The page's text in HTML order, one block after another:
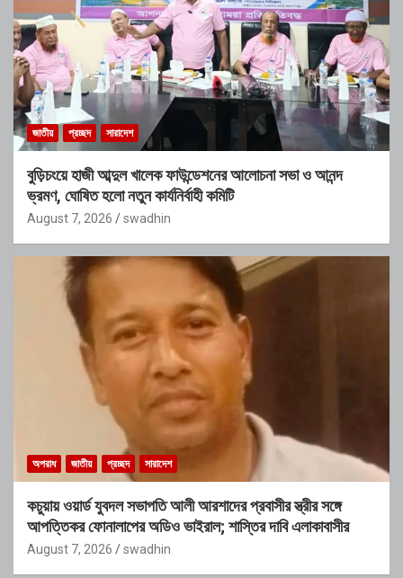
জাতীয় প্রচ্ছদ সারাদেশ
বুড়িচংয়ে হাজী আব্দুল খালেক ফাউন্ডেশনের আলোচনা সভা ও আনন্দ
ভ্রমণ, ঘোষিত হলো নতুন কার্যনির্বাহী কমিটি
August 7, 2026 swadhin
অপরাধ জাতীয় প্রচ্ছদ সারাদেশ
কচুয়ায় ওয়ার্ড যুবদল সভাপতি আলী আরশাদের প্রবাসীর স্ত্রীর সঙ্গে
আপত্তিকর ফোনালাপের অডিও ভাইরাল; শাস্তির দাবি এলাকাবাসীর
August 7, 2026 swadhin